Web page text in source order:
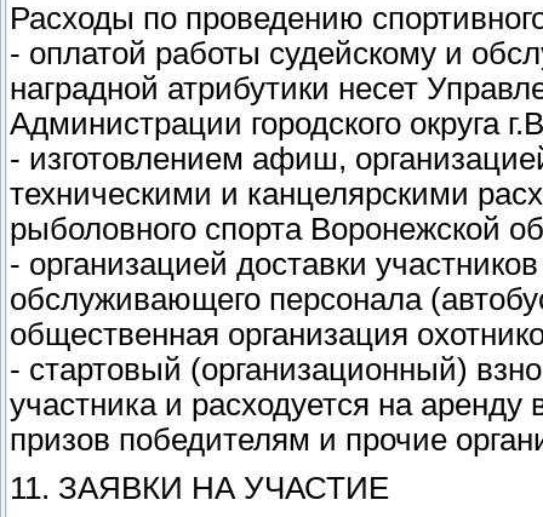
Расходы по проведению
- оплатой работы судейскому и
наградной атрибутики несет
Администрации городского округа
- изготовлением афиш,
техническими и канцелярскими
рыболовного спорта Воронежской
- организацией доставки
обслуживающего персонала
общественная организация
- стартовый (организационный)
участника и расходуется на
призов победителям и прочие
11. ЗАЯВКИ НА УЧАСТИЕ